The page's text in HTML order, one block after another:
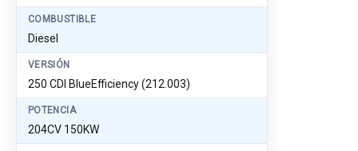
COMBUSTIBLE
Diesel
VERSIÓN
250 CDI BlueEfficiency (212.003)
POTENCIA
204CV 150KW